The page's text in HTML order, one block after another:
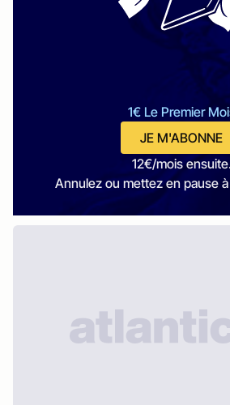
1€ Le Premier
JE M'ABONNE
12€/mois ensuite.
Annulez ou mettez en pause